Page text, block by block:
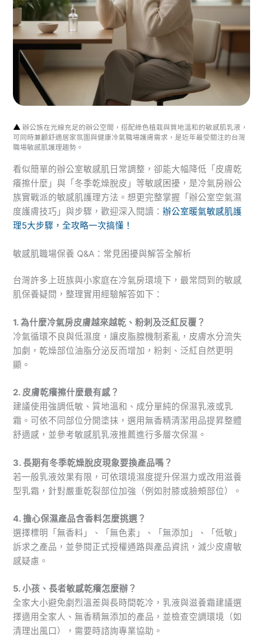
▲ 辦公族在光線充足的辦公空間，搭配綠色植栽與質地溫和的敏感肌乳液，
可同時兼顧舒適居家氛圍與健康冷氣職場護膚需求，是近年最受關注的台灣
職場敏感肌護理趨勢。
看似簡單的辦公室敏感肌日常調整，卻能大幅降低「皮膚乾
癢擦什麼」與「冬季乾燥脫皮」等敏感困擾，是冷氣房辦公
族實戰派的敏感肌護理方法。想更完整掌握「辦公室空氣濕
度護膚技巧」與步驟，歡迎深入閱讀：辦公室暖氣敏感肌護
理5大步驟，全攻略一次搞懂！
敏感肌職場保養 Q&A：常見困擾與解答全解析
台灣許多上班族與小家庭在冷氣房環境下，最常問到的敏感
肌保養疑問，整理實用經驗解答如下：
1. 為什麼冷氣房皮膚越來越乾、粉刺及泛紅反覆？
冷氣循環不良與低濕度，讓皮脂腺機制紊亂，皮膚水分流失
加劇，乾燥部位油脂分泌反而增加，粉刺、泛紅自然更明
顯。
2. 皮膚乾癢擦什麼最有感？
建議使用強調低敏、質地溫和、成分單純的保濕乳液或乳
霜。可依不同部位分開塗抹，選用無香精清潔用品提昇整體
舒適感，並參考敏感肌乳液推薦進行多層次保濕。
3. 長期有冬季乾燥脫皮現象要換產品嗎？
若一般乳液效果有限，可依環境濕度提升保濕力或改用滋養
型乳霜，針對嚴重乾裂部位加強（例如肘膝或臉頰部位）。
4. 擔心保濕產品含香料怎麼挑選？
選擇標明「無香料」、「無色素」、「無添加」、「低敏」
訴求之產品，並參閱正式授權通路與產品資訊，減少皮膚敏
感疑慮。
5. 小孩、長者敏感乾癢怎麼辦？
全家大小避免劇烈溫差與長時間乾冷，乳液與滋養霜建議選
擇適用全家人、無香精無添加的產品，並檢查空調環境（如
清理出風口），需要時諮詢專業協助。